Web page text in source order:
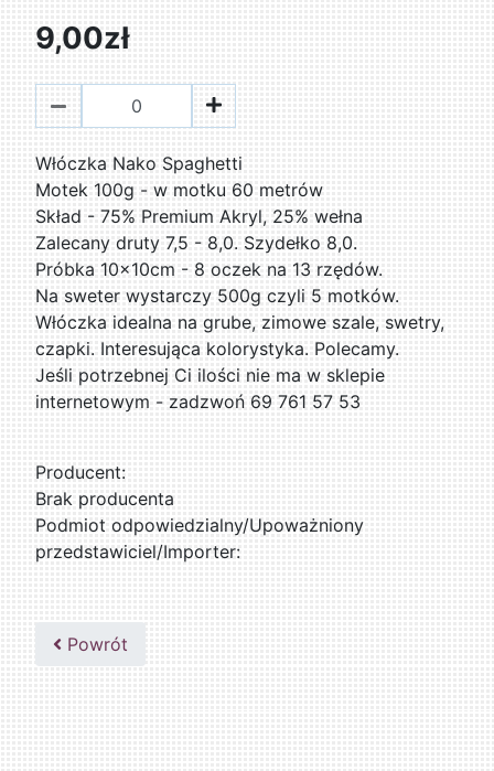
9,00zł
Włóczka Nako Spaghetti
Motek 100g - w motku 60 metrów
Skład - 75% Premium Akryl, 25% wełna
Zalecany druty 7,5 - 8,0. Szydełko 8,0.
Próbka 10x10cm - 8 oczek na 13 rzędów.
Na sweter wystarczy 500g czyli 5 motków.
Włóczka idealna na grube, zimowe szale, swetry,
czapki. Interesująca kolorystyka. Polecamy.
Jeśli potrzebnej Ci ilości nie ma w sklepie
internetowym - zadzwoń 69 761 57 53
Producent:
Brak producenta
Podmiot odpowiedzialny/Upoważniony
przedstawiciel/Importer:
Powrót